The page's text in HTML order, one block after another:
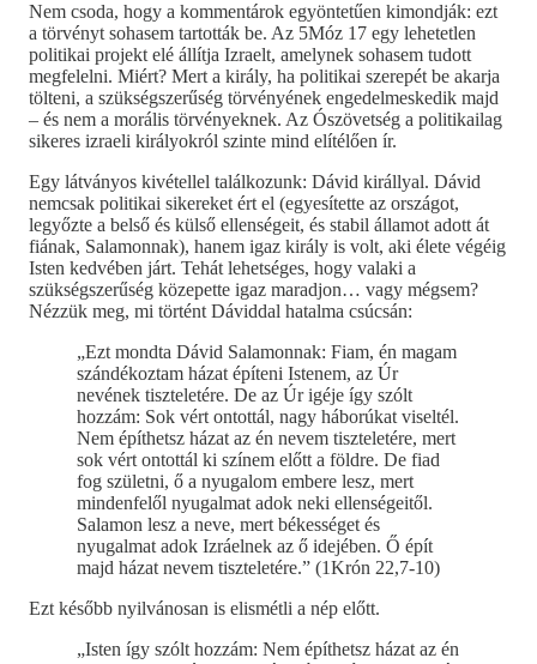
Nem csoda, hogy a kommentárok egyöntetűen kimondják: ezt
a törvényt sohasem tartották be. Az 5Móz 17 egy lehetetlen
politikai projekt elé állítja Izraelt, amelynek sohasem tudott
megfelelni. Miért? Mert a király, ha politikai szerepét be akarja
tölteni, a szükségszerűség törvényének engedelmeskedik majd
– és nem a morális törvényeknek. Az Ószövetség a politikailag
sikeres izraeli királyokról szinte mind elítélően ír.
Egy látványos kivétellel találkozunk: Dávid királlyal. Dávid
nemcsak politikai sikereket ért el (egyesítette az országot,
legyőzte a belső és külső ellenségeit, és stabil államot adott át
fiának, Salamonnak), hanem igaz király is volt, aki élete végéig
Isten kedvében járt. Tehát lehetséges, hogy valaki a
szükségszerűség közepette igaz maradjon… vagy mégsem?
Nézzük meg, mi történt Dáviddal hatalma csúcsán:
„Ezt mondta Dávid Salamonnak: Fiam, én magam
szándékoztam házat építeni Istenem, az Úr
nevének tiszteletére. De az Úr igéje így szólt
hozzám: Sok vért ontottál, nagy háborúkat viseltél.
Nem építhetsz házat az én nevem tiszteletére, mert
sok vért ontottál ki színem előtt a földre. De fiad
fog születni, ő a nyugalom embere lesz, mert
mindenfelől nyugalmat adok neki ellenségeitől.
Salamon lesz a neve, mert békességet és
nyugalmat adok Izráelnek az ő idejében. Ő épít
majd házat nevem tiszteletére.” (1Krón 22,7-10)
Ezt később nyilvánosan is elismétli a nép előtt.
„Isten így szólt hozzám: Nem építhetsz házat az én